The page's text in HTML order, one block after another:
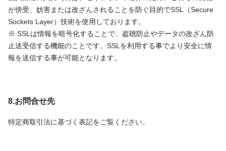
が傍受、妨害または改ざんされることを防ぐ目的でSSL（Secure
Sockets Layer）技術を使用しております。
※ SSLは情報を暗号化することで、盗聴防止やデータの改ざん防
止送受信する機能のことです。SSLを利用する事でより安全に情
報を送信する事が可能となります。
8.お問合せ先
特定商取引法に基づく表記をご覧ください。